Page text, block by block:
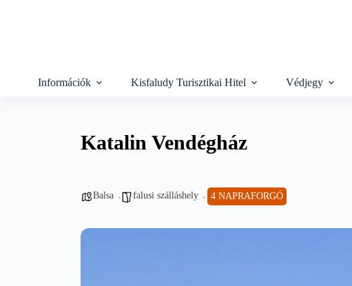
Információk Kisfaludy Turisztikai Hitel Védjegy
Katalin Vendégház
Balsa falusi szálláshely 4 NAPRAFORGÓ